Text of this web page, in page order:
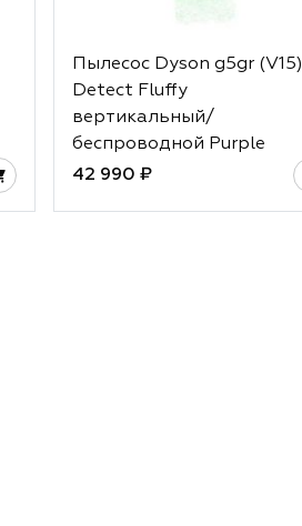
Пылесос Dyson g5gr (V15)
Detect Fluffy
вертикальный/
беспроводной Purple
42 990 ₽